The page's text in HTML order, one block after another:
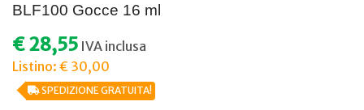
BLF100 Gocce 16 ml
€ 28,55 IVA inclusa
Listino: € 30,00
SPEDIZIONE GRATUITA!